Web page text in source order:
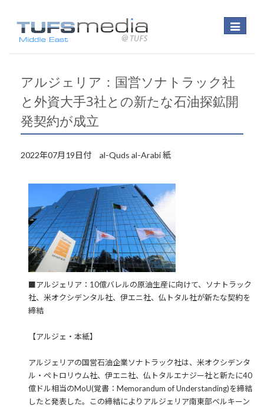
Toggle
アルジェリア：国営ソナトラック社
と外資大手3社との新たな石油探鉱開
発契約が成立
2022年07月19日付 al-Quds al-Arabi 紙
■アルジェリア：10億バレルの原油生産に向けて、ソナトラック
社、米オクシデンタル社、伊エニ社、仏トタル社が新たな契約を
締結
【アルジェ・本紙】
アルジェリアの国営石油企業ソナトラック社は、米オクシデンタ
ル・ペトロリウム社、伊エニ社、仏トタルエナジー社と新たに40
億ドル相当のMoU(覚書：Memorandum of Understanding)を締結
したと発表した。この締結によりアルジェリア南東部ベルキーン